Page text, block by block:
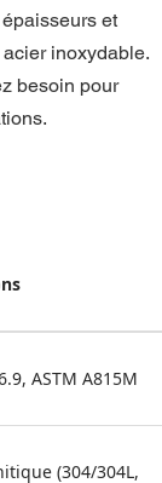
et
inoxydable.
besoin pour
ASTM A815M
(304/304L,